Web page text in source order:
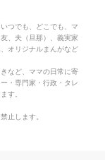
つでも、どこでも、マ
、夫（旦那）、義実家
オリジナルまんがなど
など、ママの日常に寄
・専門家・行政・タレ
す。
止します。